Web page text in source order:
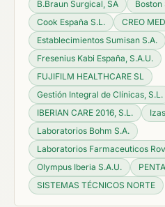
B.Braun Surgical, SA
Boston
Cook España S.L.
CREO
Establecimientos Sumisan S.A.
Fresenius Kabi España, S.A.U.
FUJIFILM HEALTHCARE SL
Gestión Integral de Clínicas, S.L.
IBERIAN CARE 2016, S.L.
Laboratorios Bohm S.A.
Laboratorios Farmaceuticos
Olympus Iberia S.A.U.
SISTEMAS TÉCNICOS NORTE